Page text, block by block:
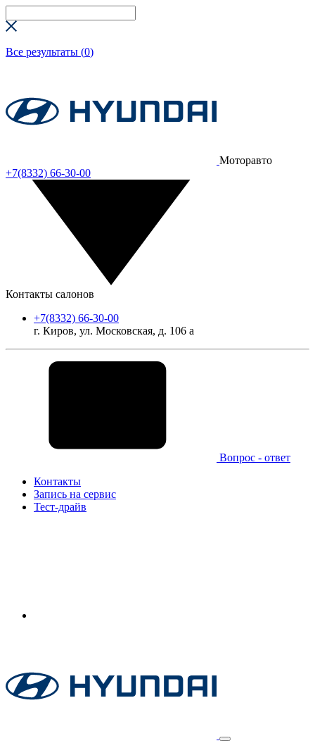
Все результаты (0)
Моторавто
+7(8332) 66-30-00
Контакты салонов
+7(8332) 66-30-00
г. Киров, ул. Московская, д. 106 а
Вопрос - ответ
Контакты
Запись на сервис
Тест-драйв